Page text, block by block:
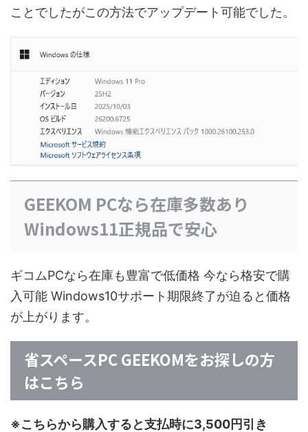
ことでしたがこの方法でアップデート可能でした。
GEEKOM PCなら在庫多数あり
Windows11正規品で安心
ギコムPCなら在庫も豊富で低価格 今なら格安で購
入可能 Windows10サポート期限終了が迫ると価格
が上がります。
省スペースPC GEEKOMをお探しの方
はこちら
※こちらから購入すると支払時に3,500円引き